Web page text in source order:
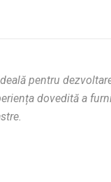
pentru
dovedită a